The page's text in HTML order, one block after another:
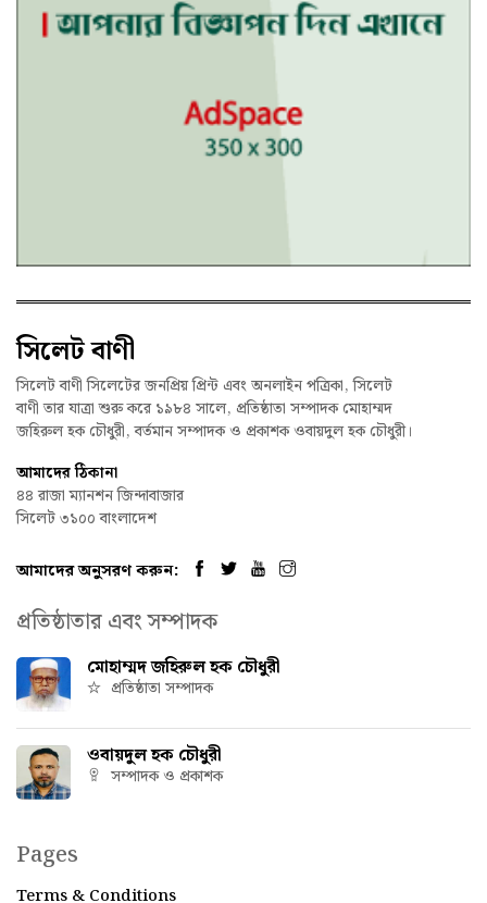
সিলেট বাণী
সিলেট বাণী সিলেটের জনপ্রিয় প্রিন্ট এবং অনলাইন পত্রিকা, সিলেট
বাণী তার যাত্রা শুরু করে ১৯৮৪ সালে, প্রতিষ্ঠাতা সম্পাদক মোহাম্মদ
জহিরুল হক চৌধুরী, বর্তমান সম্পাদক ও প্রকাশক ওবায়দুল হক চৌধুরী।
আমাদের ঠিকানা
৪৪ রাজা ম্যানশন জিন্দাবাজার
সিলেট ৩১০০ বাংলাদেশ
আমাদের অনুসরণ করুন:
প্রতিষ্ঠাতার এবং সম্পাদক
মোহাম্মদ জহিরুল হক চৌধুরী
প্রতিষ্ঠাতা সম্পাদক
ওবায়দুল হক চৌধুরী
সম্পাদক ও প্রকাশক
Pages
Terms & Conditions